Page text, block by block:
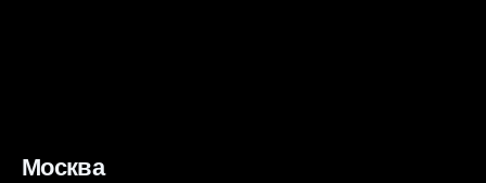
Москва